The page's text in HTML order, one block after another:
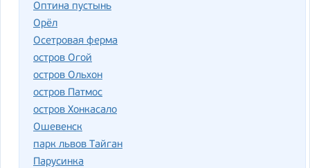
Оптина пустынь
Орёл
Осетровая ферма
остров Огой
остров Ольхон
остров Патмос
остров Хонкасало
Ошевенск
парк львов Тайган
Парусинка